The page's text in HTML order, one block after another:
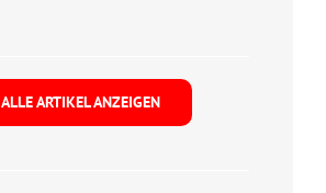
ALLE ARTIKEL ANZEIGEN